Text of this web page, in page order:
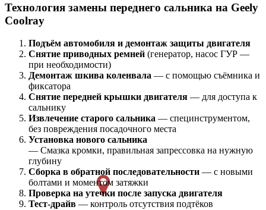
Технология замены переднего сальника на Geely
Coolray
Подъём автомобиля и демонтаж защиты двигателя
Снятие приводных ремней (генератор, насос ГУР —
при необходимости)
Демонтаж шкива коленвала — с помощью съёмника и
фиксатора
Снятие передней крышки двигателя — для доступа к
сальнику
Извлечение старого сальника — специнструментом,
без повреждения посадочного места
Установка нового сальника
— Смазка кромки, правильная запрессовка на нужную
глубину
Сборка в обратной последовательности — с новыми
болтами и моментом затяжки
Проверка на утечки после запуска двигателя
Тест-драйв — контроль отсутствия подтёков